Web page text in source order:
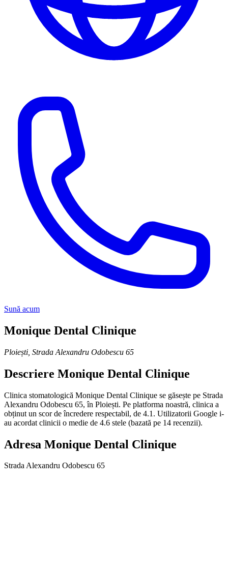
Sună acum
Monique Dental Clinique
Ploiești Strada Alexandru Odobescu 65
Descriere Monique Dental Clinique
Clinica stomatologică Monique Dental Clinique se găsește pe Strada
Alexandru Odobescu 65, în Ploiești. Pe platforma noastră, clinica a
obținut un scor de încredere respectabil, de 4.1. Utilizatorii Google i-
au acordat clinicii o medie de 4.6 stele (bazată pe 14 recenzii).
Adresa Monique Dental Clinique
Strada Alexandru Odobescu 65